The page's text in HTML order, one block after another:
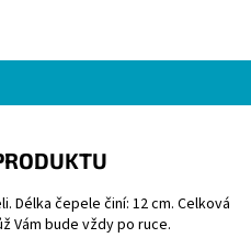
Délka čepele činí: 12 cm. Celková
Vám bude vždy po ruce.